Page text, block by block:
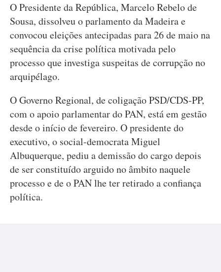
O Presidente da República, Marcelo Rebelo de
Sousa, dissolveu o parlamento da Madeira e
convocou eleições antecipadas para 26 de maio na
sequência da crise política motivada pelo
processo que investiga suspeitas de corrupção no
arquipélago.
O Governo Regional, de coligação PSD/CDS-PP,
com o apoio parlamentar do PAN, está em gestão
desde o início de fevereiro. O presidente do
executivo, o social-democrata Miguel
Albuquerque, pediu a demissão do cargo depois
de ser constituído arguido no âmbito naquele
processo e de o PAN lhe ter retirado a confiança
política.